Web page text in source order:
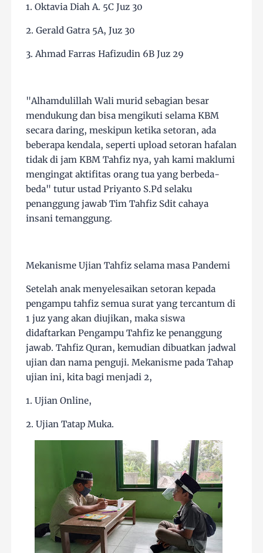
1. Oktavia Diah A. 5C Juz 30
2. Gerald Gatra 5A, Juz 30
3. Ahmad Farras Hafizudin 6B Juz 29
"Alhamdulillah Wali murid sebagian besar
mendukung dan bisa mengikuti selama KBM
secara daring, meskipun ketika setoran, ada
beberapa kendala, seperti upload setoran hafalan
tidak di jam KBM Tahfiz nya, yah kami maklumi
mengingat aktifitas orang tua yang berbeda-
beda" tutur ustad Priyanto S.Pd selaku
penanggung jawab Tim Tahfiz Sdit cahaya
insani temanggung.
Mekanisme Ujian Tahfiz selama masa Pandemi
Setelah anak menyelesaikan setoran kepada
pengampu tahfiz semua surat yang tercantum di
1 juz yang akan diujikan, maka siswa
didaftarkan Pengampu Tahfiz ke penanggung
jawab. Tahfiz Quran, kemudian dibuatkan jadwal
ujian dan nama penguji. Mekanisme pada Tahap
ujian ini, kita bagi menjadi 2,
1. Ujian Online,
2. Ujian Tatap Muka.